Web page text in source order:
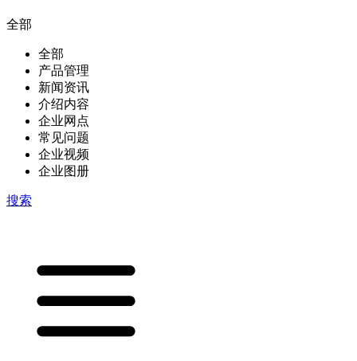
全部
全部
产品管理
新闻资讯
介绍内容
企业网点
常见问题
企业视频
企业图册
搜索